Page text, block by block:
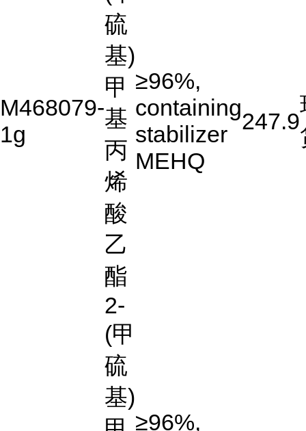
M468079-
1g
硫
基)
甲
基
丙
烯
酸
乙
酯
≥96%,
containing
stabilizer
MEHQ
247.9
2-
(甲
硫
基)
≥96%,